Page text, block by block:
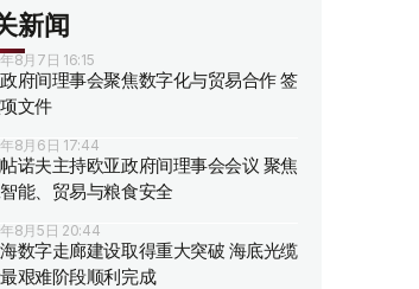
新闻
8月7日 16:15
府间理事会聚焦数字化与贸易合作 签
文件
8月6日 17:44
诺夫主持欧亚政府间理事会会议 聚焦
能、贸易与粮食安全
8月5日 20:44
数字走廊建设取得重大突破 海底光缆
艰难阶段顺利完成